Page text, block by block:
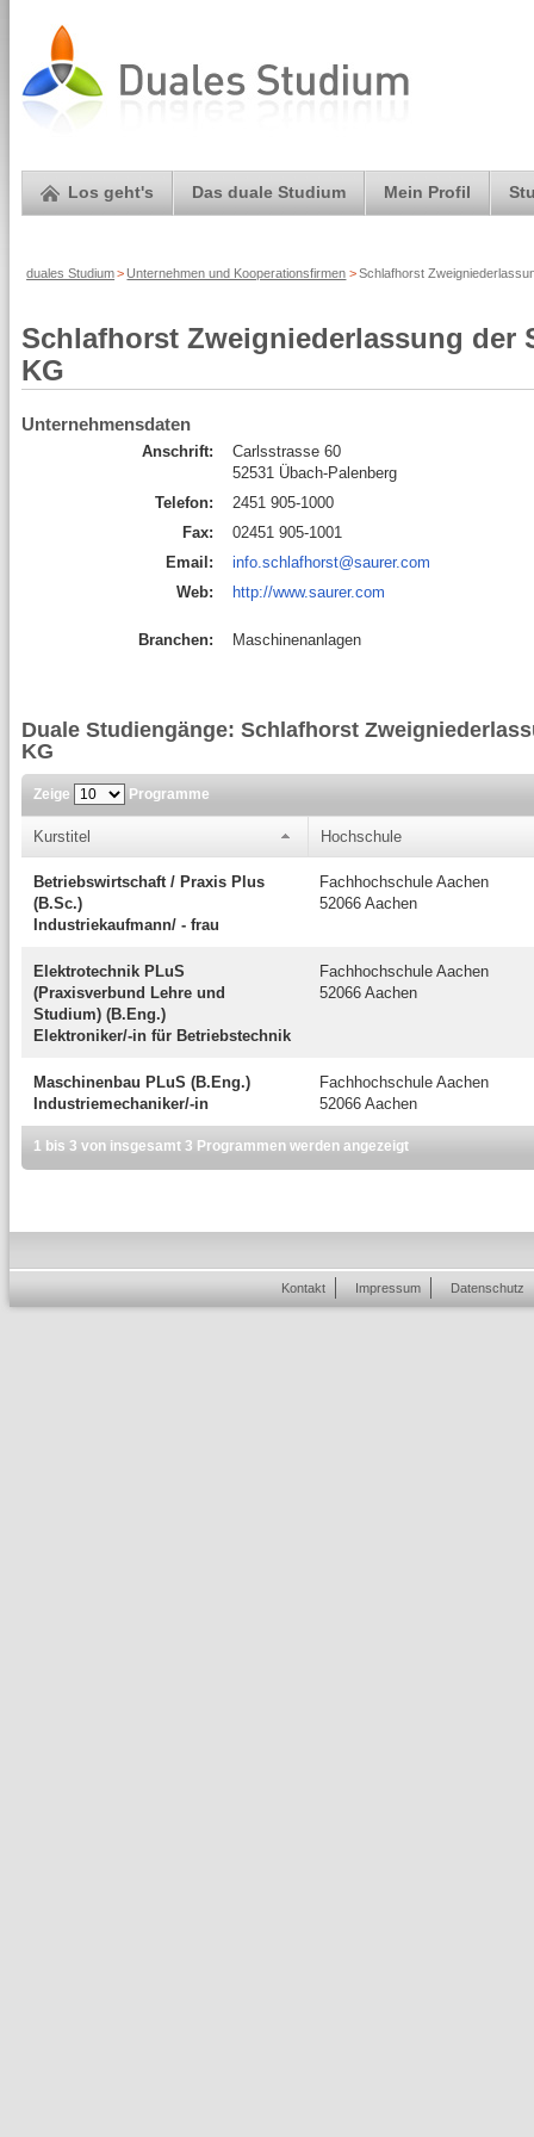
Los geht's Das duale Studium Mein Profil
duales Studium> Unternehmen und Kooperationsfirmen >Schlafhorst
Schlafhorst Zweigniederlassung der
KG
Unternehmensdaten
Anschrift:
Carlsstrasse 60
52531 Übach-Palenberg
Telefon:
2451 905-1000
Fax:
02451 905-1001
Email:
info.schlafhorst@saurer.com
Web:
http://www.saurer.com
Branchen: Maschinenanlagen
Duale Studiengänge: Schlafhorst
KG
Zeige Programme
Kurstitel Hochschule
Betriebswirtschaft / Praxis Plus
(B.Sc.)
Industriekaufmann/ - frau
Fachhochschule Aachen
52066 Aachen
Elektrotechnik PLuS
(Praxisverbund Lehre und
Studium) (B.Eng.)
Elektroniker/-in für Betriebstechnik
Fachhochschule Aachen
52066 Aachen
Maschinenbau PLuS (B.Eng.)
Industriemechaniker/-in
Fachhochschule Aachen
52066 Aachen
1 bis 3 von insgesamt 3 Programmen werden angezeigt
Kontakt Impressum Datenschutz